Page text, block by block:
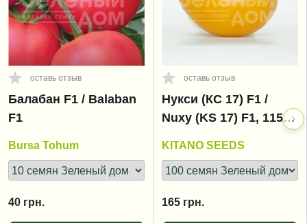
оставь отзыв
Балабан F1 / Balaban
F1
Bursa Tohum
40 грн.
оставь отзыв
Нукси (КС 17) F1 /
Nuxy (KS 17) F1, 115-
KITANO SEEDS
165 грн.